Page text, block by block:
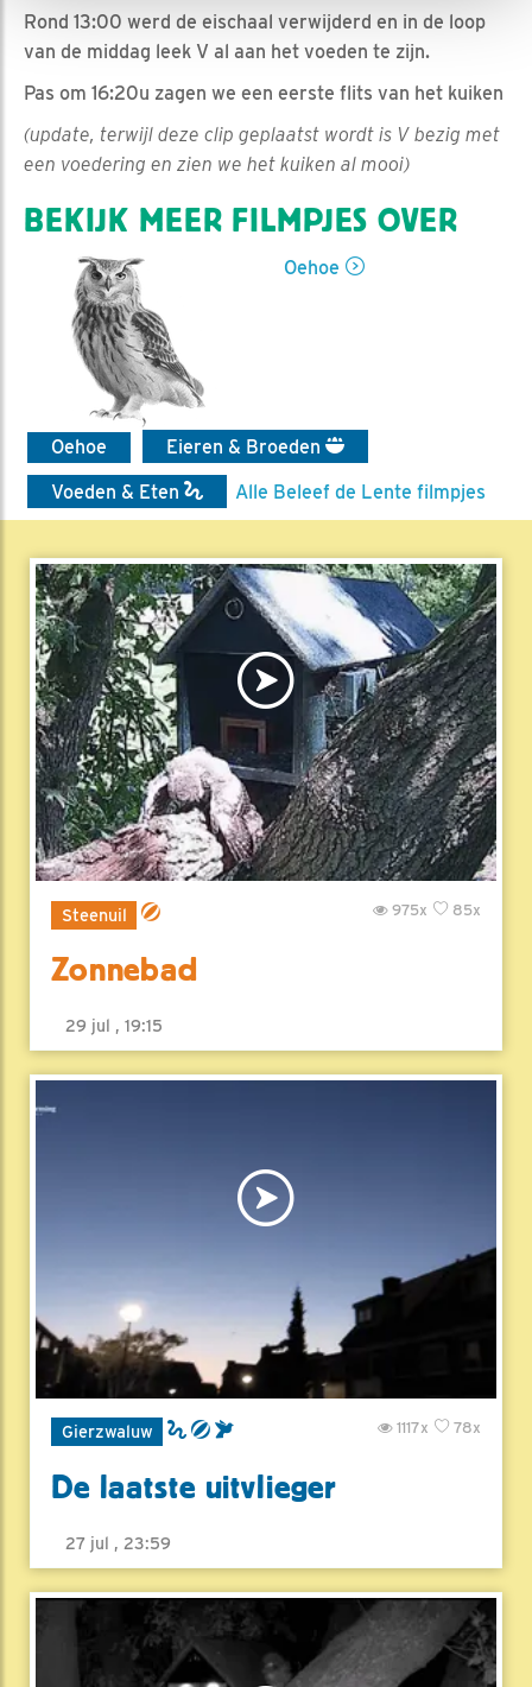
Rond 13:00 werd de eischaal verwijderd en in de loop
van de middag leek V al aan het voeden te zijn.
Pas om 16:20u zagen we een eerste flits van het kuiken
(update, terwijl deze clip geplaatst wordt is V bezig met
een voedering en zien we het kuiken al mooi)
BEKIJK MEER FILMPJES OVER
Oehoe
Oehoe
Eieren & Broeden
Voeden & Eten
Alle Beleef de Lente filmpjes
Steenuil 85x
975x
Zonnebad
29 jul , 19:15
Gierzwaluw 78x
1117x
De laatste uitvlieger
27 jul , 23:59